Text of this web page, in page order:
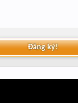
Đăng ký!